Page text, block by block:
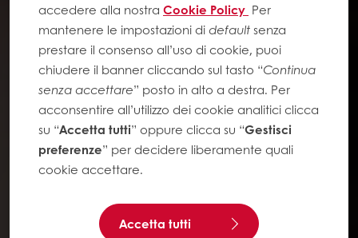
accedere alla nostra Cookie Policy Per
mantenere le impostazioni didefaultsenza
prestare il consenso all’uso di cookie, puoi
chiudere il banner cliccando sul tasto “Continua
senza accettare” posto in alto a destra. Per
acconsentire all’utilizzo dei cookie analitici clicca
su “Accetta tutti” oppure clicca su “Gestisci
preferenze” per decidere liberamente quali
cookie accettare.
Accetta tutti